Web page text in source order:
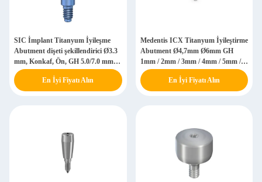
SIC İmplant Titanyum İyileşme
Abutment dişeti şekillendirici Ø3.3
mm, Konkaf, Ön, GH 5.0/7.0 mm
935064 / 935066
En İyi Fiyatı Alın
Medentis ICX Titanyum İyileştirme
Abutment Ø4,7mm Ø6mm GH
1mm / 2mm / 3mm / 4mm / 5mm /
6mm
En İyi Fiyatı Alın